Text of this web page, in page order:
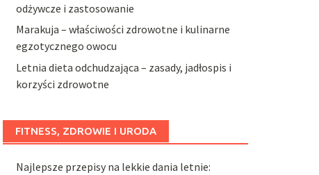
odżywcze i zastosowanie
Marakuja – właściwości zdrowotne i kulinarne
egzotycznego owocu
Letnia dieta odchudzająca – zasady, jadłospis i
korzyści zdrowotne
FITNESS, ZDROWIE I URODA
Najlepsze przepisy na lekkie dania letnie: